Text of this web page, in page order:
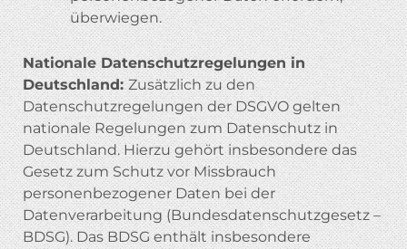
überwiegen.
Nationale Datenschutzregelungen in
Deutschland:Zusätzlich zu den
Datenschutzregelungen der DSGVO gelten
nationale Regelungen zum Datenschutz in
Deutschland. Hierzu gehört insbesondere das
Gesetz zum Schutz vor Missbrauch
personenbezogener Daten bei der
Datenverarbeitung (Bundesdatenschutzgesetz –
BDSG). Das BDSG enthält insbesondere